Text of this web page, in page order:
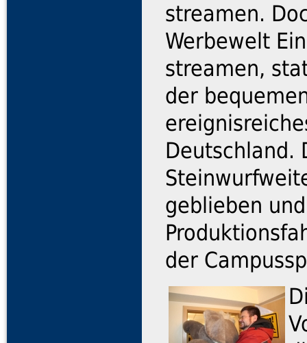
streamen.
Werbewelt
streamen,
der
Deutschland.
geblieben
der